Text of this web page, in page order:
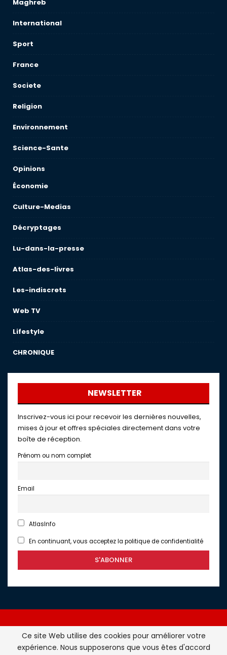
Maghreb
International
Sport
France
Societe
Religion
Environnement
Science-Sante
Opinions
Économie
Culture-Medias
Décryptages
Lu-dans-la-presse
Atlas-des-livres
Les-indiscrets
Web TV
Lifestyle
CHRONIQUE
NEWSLETTER
Inscrivez-vous ici pour recevoir les dernières nouvelles,
mises à jour et offres spéciales directement dans votre
boîte de réception.
Prénom ou nom complet
Email
AtlasInfo
En continuant, vous acceptez la politique de confidentialité
Atlasinfo.fr : l'essentiel de l'actualité de la France et du
Ce site Web utilise des cookies pour améliorer votre
expérience. Nous supposerons que vous êtes d'accord